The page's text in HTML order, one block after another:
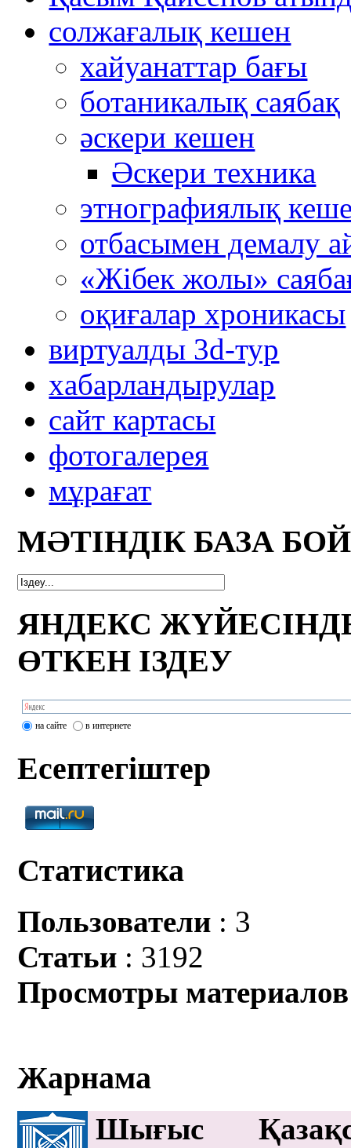
солжағалық кешен
хайуанаттар бағы
ботаникалық саябақ
әскери кешен
Әскери техника
этнографиялық
отбасымен демалу
«Жібек жолы»
оқиғалар хроникасы
виртуалды 3d-тур
xабарландырулар
сайт картасы
фотогалерея
мұрағат
МӘТІНДІК БАЗА
ЯНДЕКС
ӨТКЕН ІЗДЕУ
на сайте в интернете
Есептегіштер
Статистика
Пользователи : 3
Статьи : 3192
Просмотры материалов
Жарнама
Шығыс